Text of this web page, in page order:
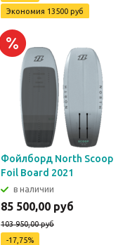
Экономия 13500 руб
Фойлборд North Scoop
Foil Board 2021
в наличии
85 500,00 руб
103 950,00 руб
-17,75%